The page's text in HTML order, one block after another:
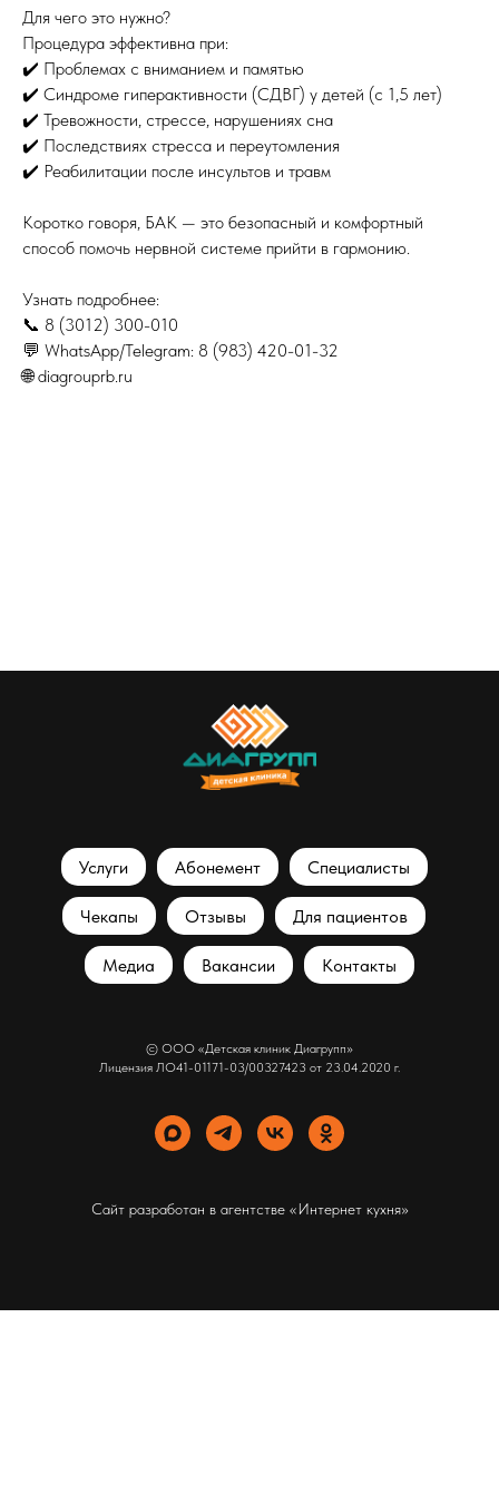
Для чего это нужно?
Процедура эффективна при:
✔️ Проблемах с вниманием и памятью
✔️ Синдроме гиперактивности (СДВГ) у детей (с 1,5 лет)
✔️ Тревожности, стрессе, нарушениях сна
✔️ Последствиях стресса и переутомления
✔️ Реабилитации после инсультов и травм
Коротко говоря, БАК — это безопасный и комфортный
способ помочь нервной системе прийти в гармонию.
Узнать подробнее:
📞 8 (3012) 300-010
💬 WhatsApp/Telegram: 8 (983) 420-01-32
🌐 diagrouprb.ru
Услуги Абонемент Специалисты
Чекапы Отзывы Для пациентов
Медиа Вакансии Контакты
© ООО «Детская клиник Диагрупп»
Лицензия ЛО41-01171-03/00327423 от 23.04.2020 г.
Сайт разработан в агентстве «Интернет кухня»